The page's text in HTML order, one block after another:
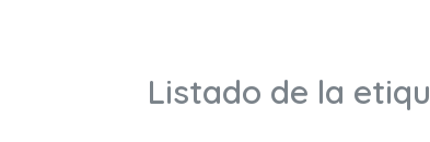
Listado de la